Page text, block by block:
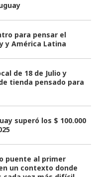
para pensar el
y América Latina
de 18 de Julio y
tienda pensado para
superó los $ 100.000
puente al primer
un contexto donde